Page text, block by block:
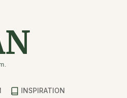
INSPIRATION